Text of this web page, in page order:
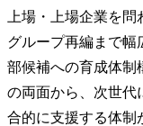
上場・上場企業を
グループ再編まで幅
部候補への育成体制
の両面から、次世代
合的に支援する体制